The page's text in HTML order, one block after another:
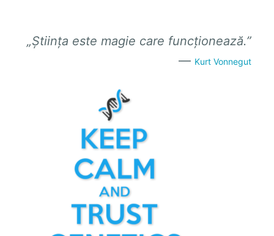
„Știința este magie care funcționează.”
— Kurt Vonnegut